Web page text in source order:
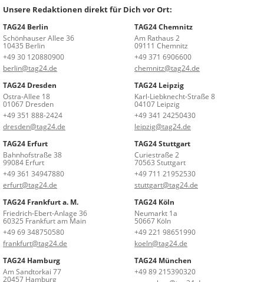
Unsere Redaktionen direkt für Dich vor Ort:
TAG24 Berlin
Schönhauser Allee 36
10435 Berlin
+49 30 120880900
berlin@tag24.de
TAG24 Chemnitz
Am Rathaus 2
09111 Chemnitz
+49 371 6906600
chemnitz@tag24.de
TAG24 Dresden
Ostra-Allee 18
01067 Dresden
+49 351 888-2424
dresden@tag24.de
TAG24 Leipzig
Karl-Liebknecht-Straße 8
04107 Leipzig
+49 341 24250430
leipzig@tag24.de
TAG24 Erfurt
Bahnhofstraße 38
99084 Erfurt
+49 361 34947880
erfurt@tag24.de
TAG24 Stuttgart
Curiestraße 2
70563 Stuttgart
+49 711 21952530
stuttgart@tag24.de
TAG24 Frankfurt a. M.
Friedrich-Ebert-Anlage 36
60325 Frankfurt am Main
+49 69 348750580
frankfurt@tag24.de
TAG24 Köln
Neumarkt 1a
50667 Köln
+49 221 98651990
koeln@tag24.de
TAG24 Hamburg
Am Sandtorkai 77
20457 Hamburg
TAG24 München
+49 89 215390320